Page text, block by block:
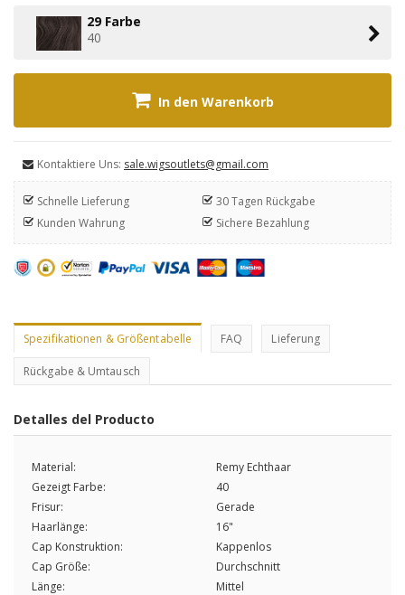
29 Farbe
40
In den Warenkorb
Kontaktiere Uns: sale.wigsoutlets@gmail.com
Schnelle Lieferung
30 Tagen Rückgabe
Kunden Wahrung
Sichere Bezahlung
Spezifikationen & Größentabelle FAQ Lieferung
Rückgabe & Umtausch
Detalles del Producto
Material:
Remy Echthaar
Gezeigt Farbe:
40
Frisur:
Gerade
Haarlänge:
16"
Cap Konstruktion:
Kappenlos
Cap Größe:
Durchschnitt
Länge:
Mittel